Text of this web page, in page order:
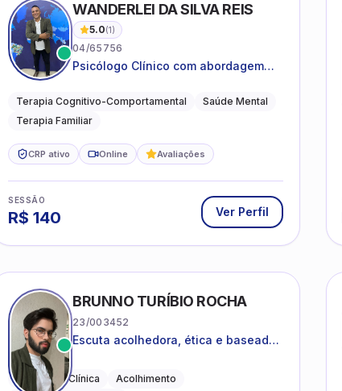
WANDERLEI DA SILVA REIS
5.0(1)
04/65756
Psicólogo Clínico com abordagem
e terapia sistêmica
Terapia Cognitivo-Comportamental
Saúde Mental
Terapia Familiar
CRP ativo Online Avaliações
SESSÃO
R$ 140 Ver Perfil
BRUNNO TURÍBIO ROCHA
23/003452
Escuta acolhedora, ética e baseada
Psicologia Clínica
Acolhimento